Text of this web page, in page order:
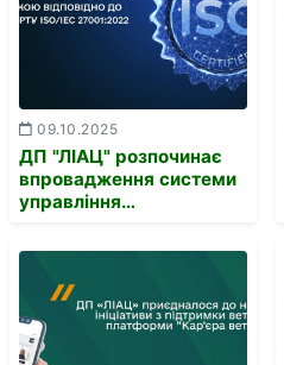
09.10.2025
ДП "ЛІАЦ" розпочинає
впровадження системи
управління
безпекою (СУІБ) та
до міжнародного
стандарту ISO/IEC
27001:2022